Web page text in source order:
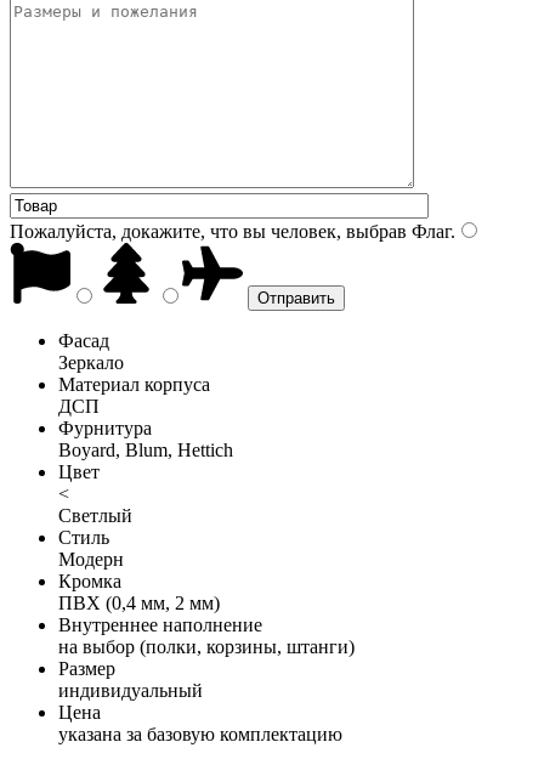
Пожалуйста, докажите, что вы человек, выбрав Флаг.
Фасад
Зеркало
Материал корпуса
ДСП
Фурнитура
Boyard, Blum, Hettich
Цвет
<
Светлый
Стиль
Модерн
Кромка
ПВХ (0,4 мм, 2 мм)
Внутреннее наполнение
на выбор (полки, корзины, штанги)
Размер
индивидуальный
Цена
указана за базовую комплектацию